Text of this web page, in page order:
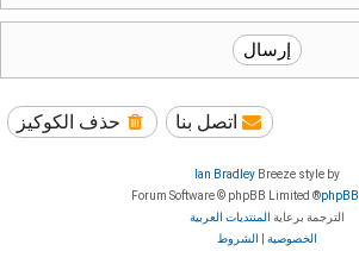
حذف الكوكيز اتصل بنا
Breeze style by
Ian Bradley
phpBB
® Forum Software © phpBB Limited
الترجمة برعاية المنتديات العربية
الخصوصية
الشروط